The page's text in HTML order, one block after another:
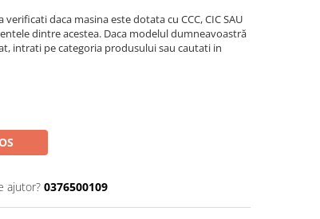
daca masina este dotata cu CCC, CIC SAU
dintre acestea. Daca modelul dumneavoastră
intrati pe categoria produsului sau cautati in
ajutor? 0376500109